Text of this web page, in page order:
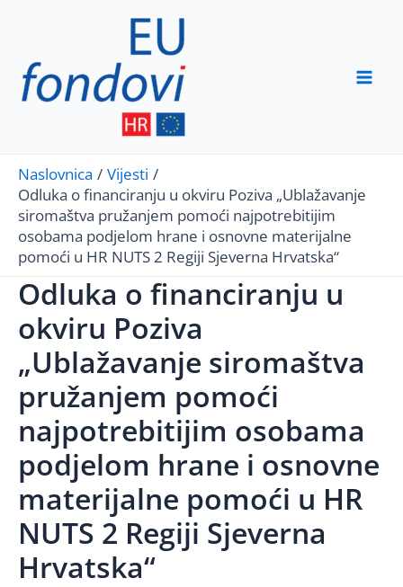
content
Naslovnica
Vijesti
Odluka o financiranju u okviru Poziva „Ublažavanje
siromaštva pružanjem pomoći najpotrebitijim
osobama podjelom hrane i osnovne materijalne
pomoći u HR NUTS 2 Regiji Sjeverna Hrvatska“
Odluka o financiranju u
okviru Poziva
„Ublažavanje siromaštva
pružanjem pomoći
najpotrebitijim osobama
podjelom hrane i osnovne
materijalne pomoći u HR
NUTS 2 Regiji Sjeverna
Hrvatska“